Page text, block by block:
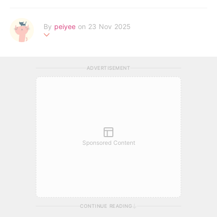
By peiyee on 23 Nov 2025
ADVERTISEMENT
Sponsored Content
CONTINUE READING